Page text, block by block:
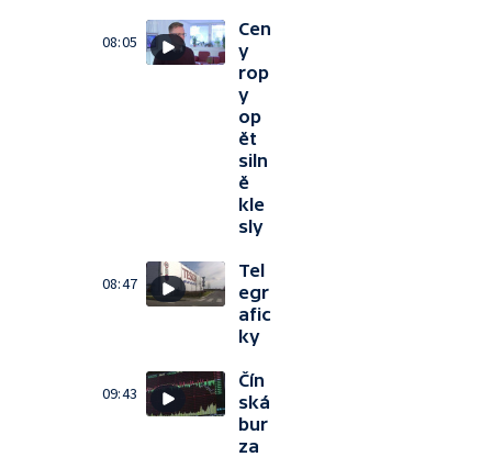
08:05
Cen
y
rop
y
op
ět
siln
ě
kle
sly
08:47
Tel
egr
afic
ky
09:43
Čín
ská
bur
za